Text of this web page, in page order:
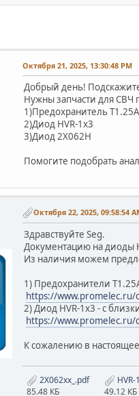
Октября 21, 2025, 13:30:48 PM
Добрый день!
Нужны запчасти для СВЧ
1)Предохранитель
2)Диод HVR-1x3
3)Диод 2X062H
Помогите подобрать
Октября 22, 2025, 09:58:54
Здравствуйте Seg.
Документацию на диоды
Из наличия можем
1) Предохранители
https://www.promelec.ru/
2) Диод HVR-1x3 - с
https://www.promelec.ru/
К сожалению в
2X062xx_.pdf
85.48 КБ
HVR-
49.12 КБ